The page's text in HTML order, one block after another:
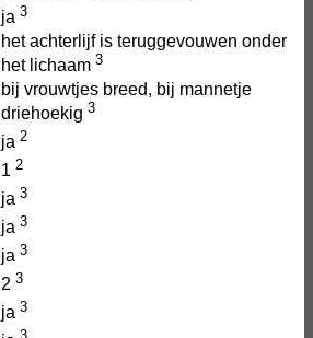
ja 3
het achterlijf is teruggevouwen onder
het lichaam 3
bij vrouwtjes breed, bij mannetje
driehoekig 3
ja 2
1 2
ja 3
ja 3
ja 3
2 3
ja 3